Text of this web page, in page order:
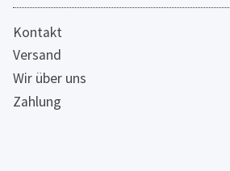
Kontakt
Versand
Wir über uns
Zahlung